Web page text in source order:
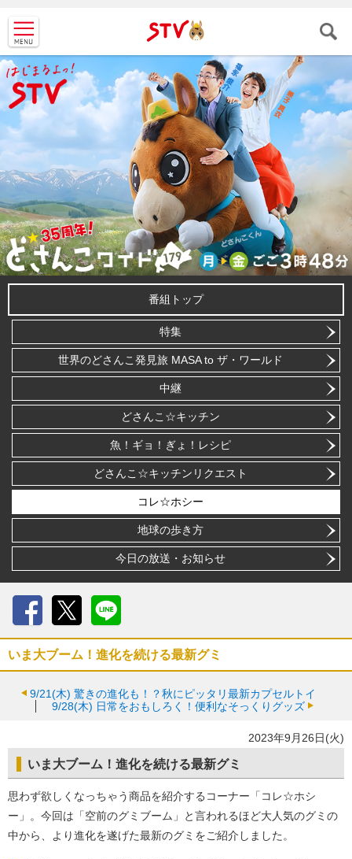
ＳＴＶ札
幌テレビ
番組トップ
特集
世界のどさんこ発見旅 MASA to ザ・ワールド
中継
どさんこ☆キッチン
魚！ギョ！ぎょ！レシピ
どさんこ☆キッチンリクエスト
コレ☆ホシー
地球の歩き方
今日の放送・お知らせ
いま大ブーム！進化を続ける最新グミ
9/21(木) 驚きの進化も！？秋にピッタリ最新カプセルトイ
9/28(木) 日常をおもしろく！便利なそっくりグッズ
2023年9月26日(火)
いま大ブーム！進化を続ける最新グミ
思わず欲しくなっちゃう商品を紹介するコーナー「コレ☆ホシ
ー」。今回は「空前のグミブーム」と言われるほど大人気のグミの
中から、より進化を遂げた最新のグミをご紹介しました。